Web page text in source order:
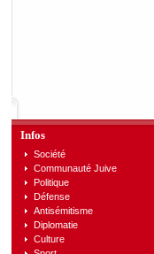
Infos
Société
Communauté Juive
Politique
Défense
Antisémitisme
Diplomatie
Culture